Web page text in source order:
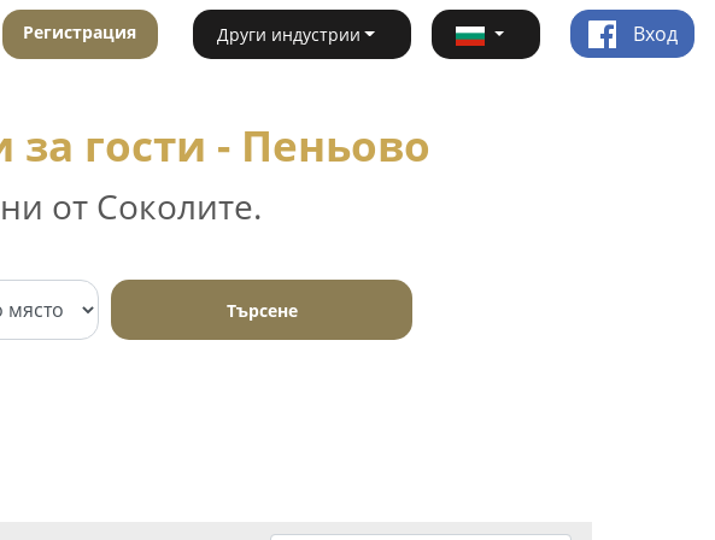
Регистрация Други индустрии Вход
гости - Пеньово
от Соколите.
Търсене